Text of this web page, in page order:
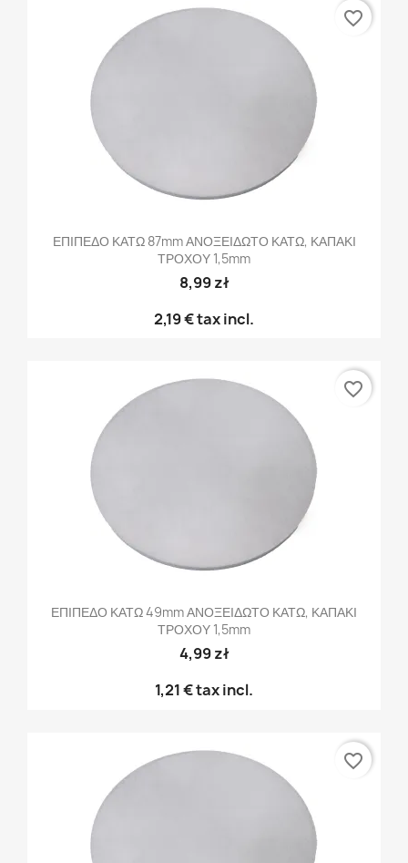
ΕΠΙΠΕΔΟ ΚΑΤΩ 87mm ΑΝΟΞΕΙΔΩΤΟ ΚΑΤΩ, ΚΑΠΑΚΙ
ΤΡΟΧΟΥ 1,5mm
8,99 zł
2,19 €tax incl.
favorite_border
ΕΠΙΠΕΔΟ ΚΑΤΩ 49mm ΑΝΟΞΕΙΔΩΤΟ ΚΑΤΩ, ΚΑΠΑΚΙ
ΤΡΟΧΟΥ 1,5mm
4,99 zł
1,21 €tax incl.
favorite_border
favorite_border